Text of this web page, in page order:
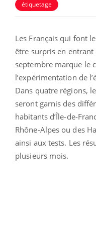
étiquetage
Les Français qui font
être surpris en entrant
septembre marque le
l’expérimentation de
Dans quatre régions,
seront garnis des
habitants d’Île-de-
Rhône-Alpes ou des
ainsi aux tests. Les
plusieurs mois.